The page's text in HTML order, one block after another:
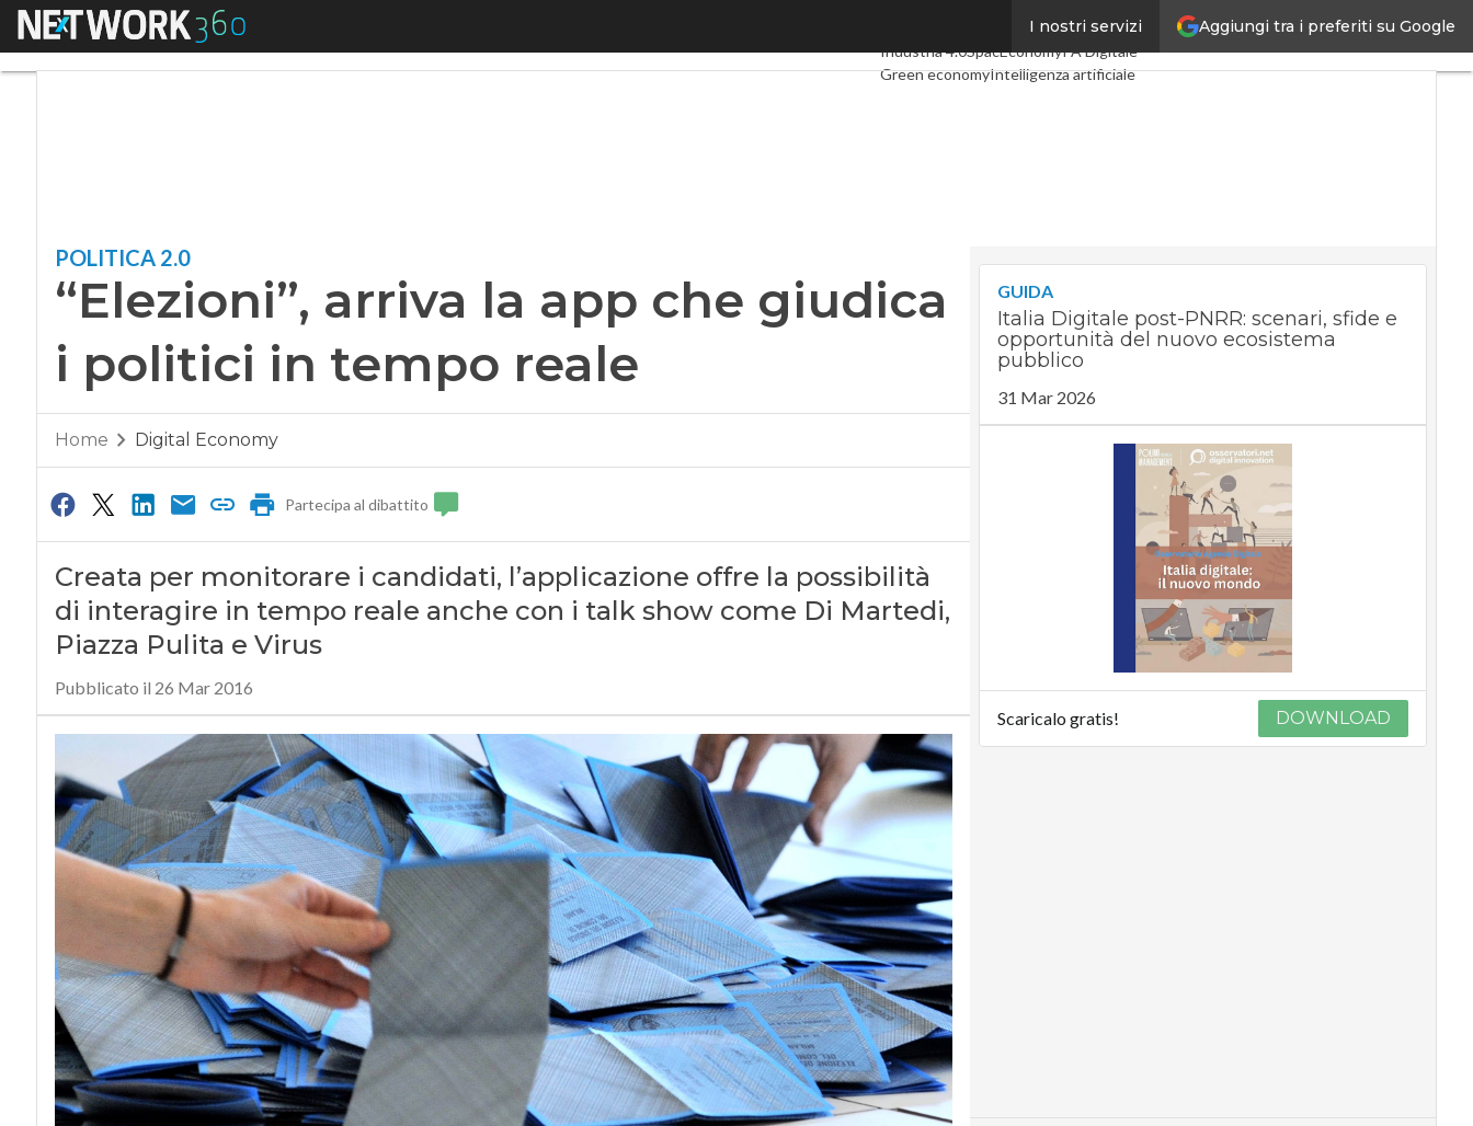
Aggiungi tra i preferiti su Google
I nostri servizi
Menu Digital EconomyTelco
Industria 4.0SpacEconomyPA Digitale
Green economyIntelligenza artificiale
POLITICA 2.0
“Elezioni”, arriva la app che giudica
i politici in tempo reale
Home Digital Economy
Partecipa al dibattito
Creata per monitorare i candidati, l’applicazione offre la possibilità
di interagire in tempo reale anche con i talk show come Di Martedi,
Piazza Pulita e Virus
Pubblicato il 26 Mar 2016
GUIDA
Italia Digitale post-PNRR: scenari, sfide e
opportunità del nuovo ecosistema
pubblico
31 Mar 2026
Scaricalo gratis! DOWNLOAD